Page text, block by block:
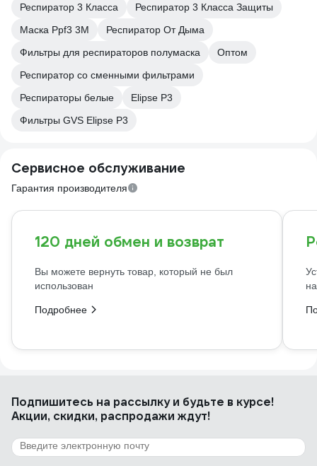
Респиратор 3 Класса
Респиратор 3 Класса Защиты
Маска Ppf3 3M
Респиратор От Дыма
Фильтры для респираторов полумаска
Оптом
Респиратор со сменными фильтрами
Респираторы белые
Elipse P3
Фильтры GVS Elipse P3
Сервисное обслуживание
Гарантия производителя
120 дней обмен и возврат
Вы можете вернуть товар, который не был
использован
Подробнее
Подпишитесь на рассылкуи будьте в курсе!
Акции, скидки, распродажи ждут!